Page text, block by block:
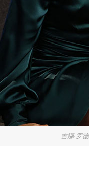
吉娜·罗